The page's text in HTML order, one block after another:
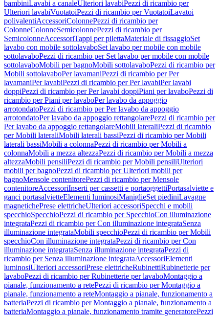
bambiniLavabi a canaleUlteriori lavabiPezzi di ricambio per
Ulteriori lavabiVuotatoiPezzi di ricambio per VuotatoiLavatoi
polivalentiAccessoriColonnePezzi di ricambio per
ColonneColonneSemicolonnePezzi di ricambio per
SemicolonneAccessoriTappi per pilettaMateriale di fissaggioSet
lavabo con mobile sottolavaboSet lavabo per mobile con mobile
sottolavaboPezzi di ricambio per Set lavabo per mobile con mobile
sottolavaboMobili per bagnoMobili sottolavaboPezzi di ricambio per
Mobili sottolavaboPer lavamaniPezzi di ricambio per Per
lavamaniPer lavabiPezzi di ricambio per Per lavabiPer lavabi
doppiPezzi di ricambio per Per lavabi doppiPiani per lavaboPezzi di
ricambio per Piani per lavaboPer lavabo da appoggio
arrotondatoPezzi di ricambio per Per lavabo da appoggio
arrotondatoPer lavabo da appoggio rettangolarePezzi di ricambio per
Per lavabo da appoggio rettangolareMobili lateraliPezzi di ricambio
per Mobili lateraliMobili laterali bassiPezzi di ricambio per Mobili
laterali bassiMobili a colonnaPezzi di ricambio per Mobili a
colonnaMobili a mezza altezzaPezzi di ricambio per Mobili a mezza
altezzaMobili pensiliPezzi di ricambio per Mobili pensiliUlteriori
mobili per bagnoPezzi di ricambio per Ulteriori mobili per
bagnoMensole contenitorePezzi di ricambio per Mensole
contenitoreAccessoriInserti per cassetti e portaoggettiPortasalviette e
ganci portasalvietteElementi luminosiManiglieSet piediniLavagne
magnetichePrese elettricheUlteriori accessoriSpecchi e mobili
specchioSpecchioPezzi di ricambio per SpecchioCon illuminazione
integrataPezzi di ricambio per Con illuminazione integrataSenza
illuminazione integrataMobili specchioPezzi di ricambio per Mobili
specchioCon illuminazione integrataPezzi di ricambio per Con
illuminazione integrataSenza illuminazione integrataPezzi di
ricambio per Senza illuminazione integrataAccessoriElementi
luminosiUlteriori accessoriPrese elettricheRubinettiRubinetterie per
lavaboPezzi di ricambio per Rubinetterie per lavaboMontaggio a
pianale, funzionamento a retePezzi di ricambio per Montaggio a
pianale, funzionamento a reteMontaggio a pianale, funzionamento a
batteriaPezzi di ricambio per Montaggio a pianale, funzionamento a
batteriaMontaggio a pianale, funzionamento tramite generatorePezzi